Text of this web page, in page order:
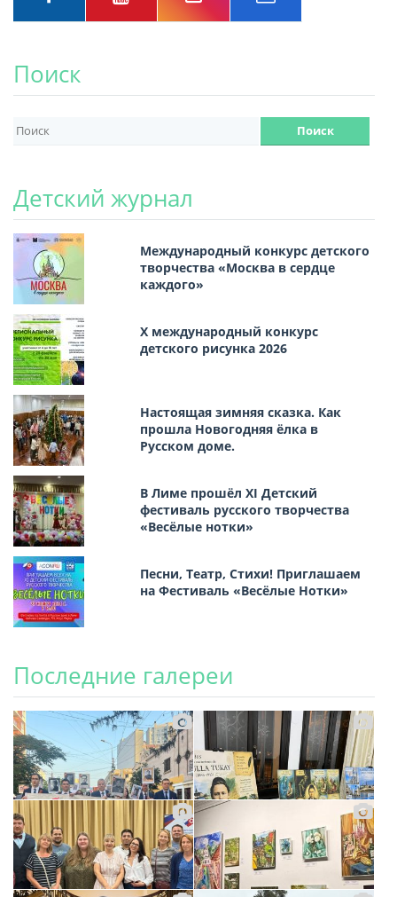
Поиск
Детский журнал
Международный конкурс детского
творчества «Москва в сердце
каждого»
Х международный конкурс
детского рисунка 2026
Настоящая зимняя сказка. Как
прошла Новогодняя ёлка в
Русском доме.
В Лиме прошёл XI Детский
фестиваль русского творчества
«Весёлые нотки»
Песни, Театр, Стихи! Приглашаем
на Фестиваль «Весёлые Нотки»
Последние галереи